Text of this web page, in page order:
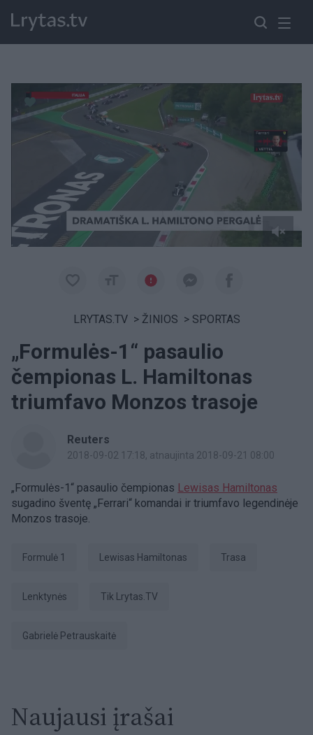
Paremkite Ukrainą
LRYTAS.TV > ŽINIOS > SPORTAS
„Formulės-1“ pasaulio
čempionas L. Hamiltonas
triumfavo Monzos trasoje
Reuters
2018-09-02 17:18, atnaujinta 2018-09-21 08:00
„Formulės-1“ pasaulio čempionas Lewisas Hamiltonas
sugadino šventę „Ferrari“ komandai ir triumfavo legendinėje
Monzos trasoje.
Formulė 1 Lewisas Hamiltonas trasa
Lenktynės tik Lrytas.TV
Gabrielė Petrauskaitė
Naujausi įrašai